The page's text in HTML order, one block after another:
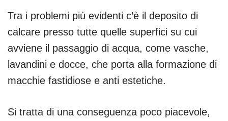
Tra i problemi più evidenti c’è il deposito di
calcare presso tutte quelle superfici su cui
avviene il passaggio di acqua, come vasche,
lavandini e docce, che porta alla formazione di
macchie fastidiose e anti estetiche.
Si tratta di una conseguenza poco piacevole,